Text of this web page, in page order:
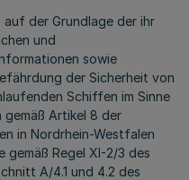
der Grundlage der ihr
und
sowie
der Sicherheit von
Schiffen im Sinne
gemäß Artikel 8 der
in Nordrhein-Westfalen
gemäß Regel XI-2/3 des
A/4.1 und 4.2 des